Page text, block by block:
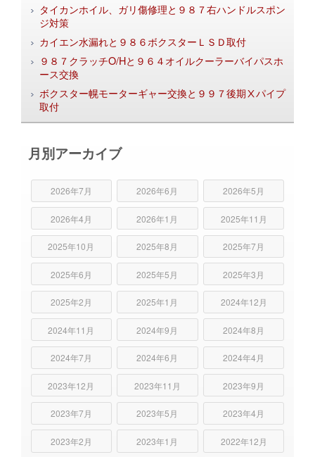
タイカンホイル、ガリ傷修理と９８７右ハンドルスポン
ジ対策
カイエン水漏れと９８６ボクスターＬＳＤ取付
９８７クラッチO/Hと９６４オイルクーラーバイパスホ
ース交換
ボクスター幌モーターギャー交換と９９７後期Ⅹパイプ
取付
月別アーカイブ
2026年7月 2026年6月 2026年5月
2026年4月 2026年1月 2025年11月
2025年10月 2025年8月 2025年7月
2025年6月 2025年5月 2025年3月
2025年2月 2025年1月 2024年12月
2024年11月 2024年9月 2024年8月
2024年7月 2024年6月 2024年4月
2023年12月 2023年11月 2023年9月
2023年7月 2023年5月 2023年4月
2023年2月 2023年1月 2022年12月